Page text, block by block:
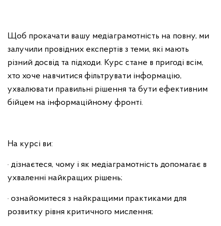
Щоб прокачати вашу медіаграмотність на повну, ми
залучили провідних експертів з теми, які мають
різний досвід та підходи. Курс стане в пригоді всім,
хто хоче навчитися фільтрувати інформацію,
ухвалювати правильні рішення та бути ефективним
бійцем на інформаційному фронті.
На курсі ви:
· дізнаєтеся, чому і як медіаграмотність допомагає в
ухваленні найкращих рішень;
· ознайомитеся з найкращими практиками для
розвитку рівня критичного мислення;